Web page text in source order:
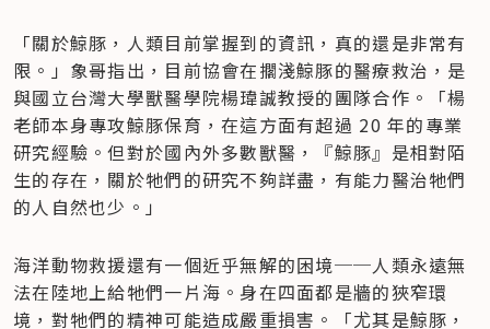
「關於鯨豚，人類目前掌握到的資訊，真的還是非常有
限。」象哥指出，目前協會在擱淺鯨豚的醫療救治，是
與國立台灣大學獸醫學院楊瑋誠教授的團隊合作。「楊
老師本身專攻鯨豚保育，在這方面有超過 20 年的專業
研究經驗。但對於國內外多數獸醫，『鯨豚』是相對陌
生的存在，關於牠們的研究不夠詳盡，有能力醫治牠們
的人自然也少。」
海洋動物救援還有一個近乎無解的困境──人類永遠無
法在陸地上給牠們一片海。身在四面都是牆的狹窄環
境，對牠們的精神可能造成嚴重損害。「尤其是鯨豚，